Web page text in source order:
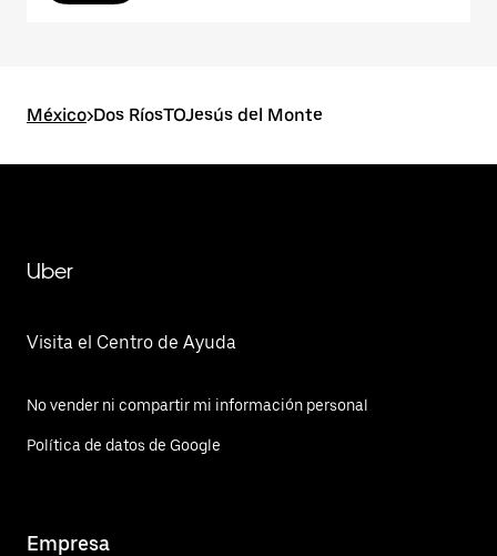
México>Dos RíosTOJesús del Monte
Uber
Visita el Centro de Ayuda
No vender ni compartir mi información personal
Política de datos de Google
Empresa